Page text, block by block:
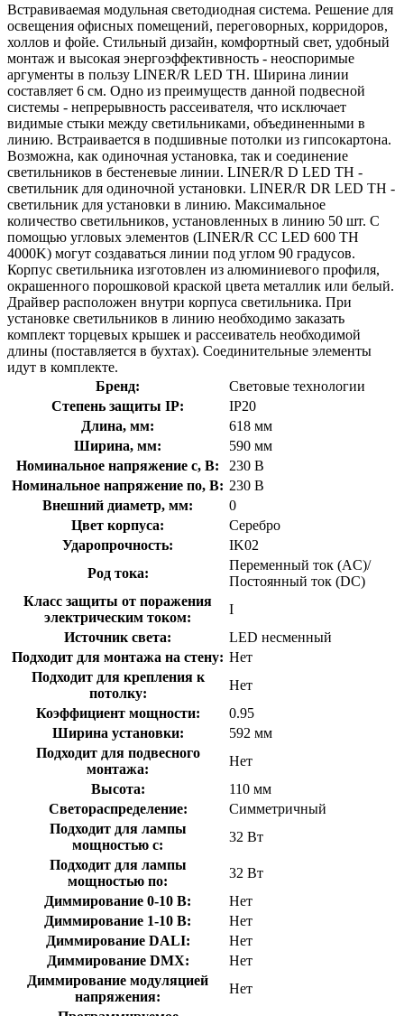
Встравиваемая модульная светодиодная система. Решение для
освещения офисных помещений, переговорных, корридоров,
холлов и фойе. Стильный дизайн, комфортный свет, удобный
монтаж и высокая энергоэффективность - неоспоримые
аргументы в пользу LINER/R LED TH. Ширина линии
составляет 6 см. Одно из преимуществ данной подвесной
системы - непрерывность рассеивателя, что исключает
видимые стыки между светильниками, объединенными в
линию. Встраивается в подшивные потолки из гипсокартона.
Возможна, как одиночная установка, так и соединение
светильников в бестеневые линии. LINER/R D LED TH -
светильник для одиночной установки. LINER/R DR LED TH -
светильник для установки в линию. Максимальное
количество светильников, установленных в линию 50 шт. С
помощью угловых элементов (LINER/R CC LED 600 TH
4000K) могут создаваться линии под углом 90 градусов.
Корпус светильника изготовлен из алюминиевого профиля,
окрашенного порошковой краской цвета металлик или белый.
Драйвер расположен внутри корпуса светильника. При
установке светильников в линию необходимо заказать
комплект торцевых крышек и рассеиватель необходимой
длины (поставляется в бухтах). Соединительные элементы
идут в комплекте.
Бренд:
Световые технологии
Степень защиты IP:
IP20
Длина, мм:
618 мм
Ширина, мм:
590 мм
Номинальное напряжение с, В:
230 В
Номинальное напряжение по, В: 230 В
Внешний диаметр, мм:
0
Цвет корпуса:
Серебро
Ударопрочность:
IK02
Род тока:
Переменный ток (AC)/
Постоянный ток (DC)
Класс защиты от поражения
электрическим током:
I
Источник света:
LED несменный
Подходит для монтажа на стену: Нет
Подходит для крепления к
потолку:
Нет
Коэффициент мощности:
0.95
Ширина установки:
592 мм
Подходит для подвесного
монтажа:
Нет
Высота:
110 мм
Светораспределение:
Симметричный
Подходит для лампы
мощностью с:
32 Вт
Подходит для лампы
мощностью по:
32 Вт
Диммирование 0-10 В:
Нет
Диммирование 1-10 В:
Нет
Диммирование DALI:
Нет
Диммирование DMX:
Нет
Диммирование модуляцией
напряжения:
Нет